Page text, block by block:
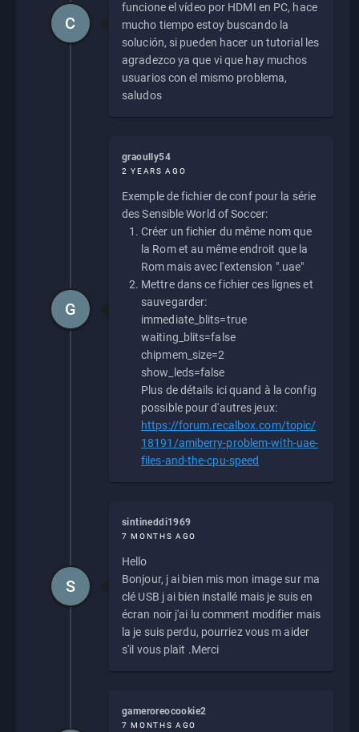
funcione el vídeo por HDMI en PC, hace
mucho tiempo estoy buscando la
solución, si pueden hacer un tutorial les
agradezco ya que vi que hay muchos
usuarios con el mismo problema,
saludos
C
graoully54
2 YEARS AGO
Exemple de fichier de conf pour la série
des Sensible World of Soccer:
Créer un fichier du même nom que
la Rom et au même endroit que la
Rom mais avec l'extension ".uae"
Mettre dans ce fichier ces lignes et
sauvegarder:
immediate_blits=true
waiting_blits=false
chipmem_size=2
show_leds=false
Plus de détails ici quand à la config
possible pour d'autres jeux:
https://forum.recalbox.com/topic/
18191/amiberry-problem-with-uae-
files-and-the-cpu-speed
G
sintineddi1969
7 MONTHS AGO
Hello
Bonjour, j ai bien mis mon image sur ma
clé USB j ai bien installé mais je suis en
écran noir j'ai lu comment modifier mais
la je suis perdu, pourriez vous m aider
s'il vous plait .Merci
S
gameroreocookie2
7 MONTHS AGO